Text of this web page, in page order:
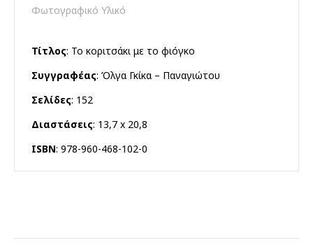
Φωτογραφικό Υλικό
Τίτλος: Το κοριτσάκι με το φιόγκο
Συγγραφέας: Όλγα Γκίκα – Παναγιώτου
Σελίδες: 152
Διαστάσεις: 13,7 x 20,8
ISBN: 978-960-468-102-0